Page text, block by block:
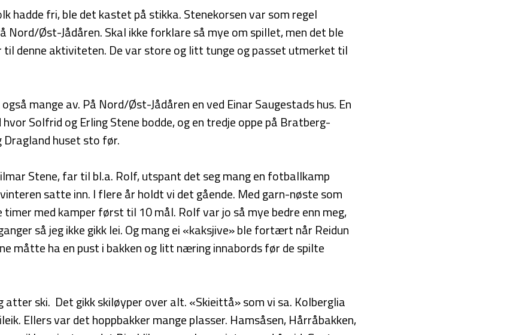
hadde fri, ble det kastet på stikka. Stenekorsen var som regel
Nord/Øst-Jådåren. Skal ikke forklare så mye om spillet, men det ble
til denne aktiviteten. De var store og litt tunge og passet utmerket til
mange av. På Nord/Øst-Jådåren en ved Einar Saugestads hus. En
hvor Solfrid og Erling Stene bodde, og en tredje oppe på Bratberg-
Dragland huset sto før.
Stene, far til bl.a. Rolf, utspant det seg mang en fotballkamp
satte inn. I flere år holdt vi det gående. Med garn-nøste som
timer med kamper først til 10 mål. Rolf var jo så mye bedre enn meg,
så jeg ikke gikk lei. Og mang ei «kaksjive» ble fortært når Reidun
måtte ha en pust i bakken og litt næring innabords før de spilte
atter ski. Det gikk skiløyper over alt. «Skieittå» som vi sa. Kolberglia
Ellers var det hoppbakker mange plasser. Hamsåsen, Hårråbakken,